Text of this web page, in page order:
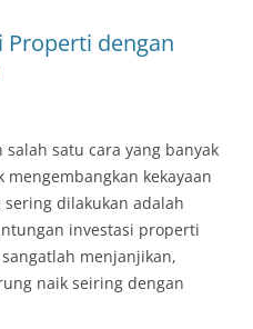
Properti dengan
satu cara yang banyak
kekayaan
sering dilakukan adalah
investasi properti
menjanjikan,
naik seiring dengan